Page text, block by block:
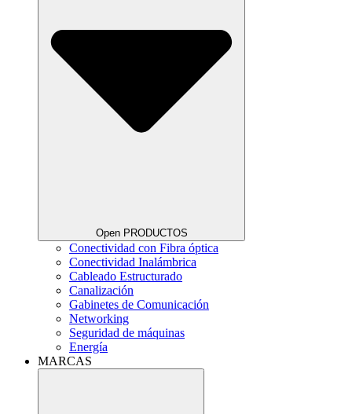
Open PRODUCTOS
Conectividad con Fibra óptica
Conectividad Inalámbrica
Cableado Estructurado
Canalización
Gabinetes de Comunicación
Networking
Seguridad de máquinas
Energía
MARCAS